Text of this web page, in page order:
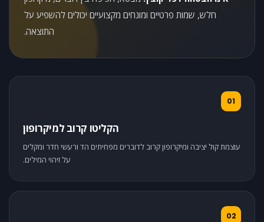
חלש, שמות פרטיים ומונחים מקצועיים יכולים להשפיע על
התוצאה.
01
הקליטו קרוב למיקרופון
עוצמת קול יציבה ומיקרופון קרוב לדוברים מפחיתים הד ורעשי חדר ומקלים
על זיהוי המילים.
02